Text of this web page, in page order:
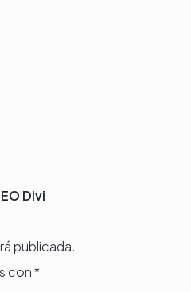
Divi
publicada.
con*